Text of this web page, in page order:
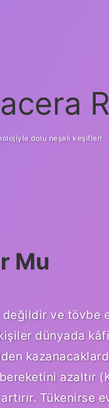
dolu neşeli keşifler!
Mu
değildir ve tövbe
dünyada
azaltır
Tükenirse